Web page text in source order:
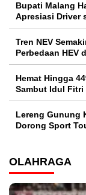
Bupati Malang
Apresiasi Driver
Tren NEV
Perbedaan HEV
Hemat Hingga
Sambut Idul Fitri
Lereng Gunung
Dorong Sport
OLAHRAGA